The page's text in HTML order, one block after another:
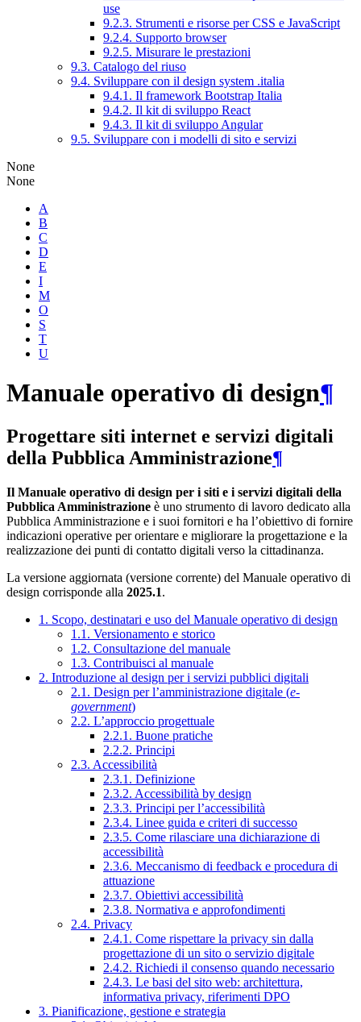
use
9.2.3. Strumenti e risorse per CSS e JavaScript
9.2.4. Supporto browser
9.2.5. Misurare le prestazioni
9.3. Catalogo del riuso
9.4. Sviluppare con il design system .italia
9.4.1. Il framework Bootstrap Italia
9.4.2. Il kit di sviluppo React
9.4.3. Il kit di sviluppo Angular
9.5. Sviluppare con i modelli di sito e servizi
None
None
A
B
C
D
E
I
M
O
S
T
U
Manuale operativo di design¶
Progettare siti internet e servizi digitali
della Pubblica Amministrazione¶
Il Manuale operativo di design per i siti e i servizi digitali della
Pubblica Amministrazione è uno strumento di lavoro dedicato alla
Pubblica Amministrazione e i suoi fornitori e ha l’obiettivo di fornire
indicazioni operative per orientare e migliorare la progettazione e la
realizzazione dei punti di contatto digitali verso la cittadinanza.
La versione aggiornata (versione corrente) del Manuale operativo di
design corrisponde alla 2025.1.
1. Scopo, destinatari e uso del Manuale operativo di design
1.1. Versionamento e storico
1.2. Consultazione del manuale
1.3. Contribuisci al manuale
2. Introduzione al design per i servizi pubblici digitali
2.1. Design per l’amministrazione digitale (e-
government)
2.2. L’approccio progettuale
2.2.1. Buone pratiche
2.2.2. Principi
2.3. Accessibilità
2.3.1. Definizione
2.3.2. Accessibilità by design
2.3.3. Principi per l’accessibilità
2.3.4. Linee guida e criteri di successo
2.3.5. Come rilasciare una dichiarazione di
accessibilità
2.3.6. Meccanismo di feedback e procedura di
attuazione
2.3.7. Obiettivi accessibilità
2.3.8. Normativa e approfondimenti
2.4. Privacy
2.4.1. Come rispettare la privacy sin dalla
progettazione di un sito o servizio digitale
2.4.2. Richiedi il consenso quando necessario
2.4.3. Le basi del sito web: architettura,
informativa privacy, riferimenti DPO
3. Pianificazione, gestione e strategia